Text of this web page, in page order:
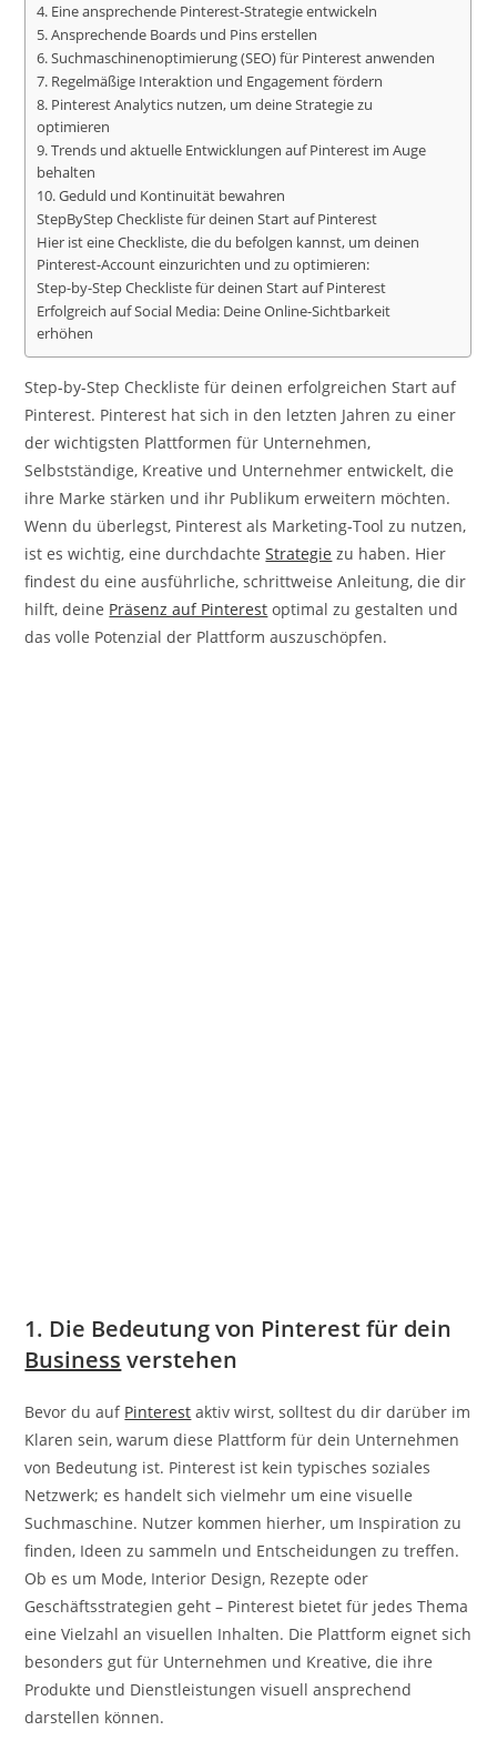
4. Eine ansprechende Pinterest-Strategie entwickeln
5. Ansprechende Boards und Pins erstellen
6. Suchmaschinenoptimierung (SEO) für Pinterest anwenden
7. Regelmäßige Interaktion und Engagement fördern
8. Pinterest Analytics nutzen, um deine Strategie zu
optimieren
9. Trends und aktuelle Entwicklungen auf Pinterest im Auge
behalten
10. Geduld und Kontinuität bewahren
StepByStep Checkliste für deinen Start auf Pinterest
Hier ist eine Checkliste, die du befolgen kannst, um deinen
Pinterest-Account einzurichten und zu optimieren:
Step-by-Step Checkliste für deinen Start auf Pinterest
Erfolgreich auf Social Media: Deine Online-Sichtbarkeit
erhöhen
Step-by-Step Checkliste für deinen erfolgreichen Start auf
Pinterest. Pinterest hat sich in den letzten Jahren zu einer
der wichtigsten Plattformen für Unternehmen,
Selbstständige, Kreative und Unternehmer entwickelt, die
ihre Marke stärken und ihr Publikum erweitern möchten.
Wenn du überlegst, Pinterest als Marketing-Tool zu nutzen,
ist es wichtig, eine durchdachteStrategie zu haben. Hier
findest du eine ausführliche, schrittweise Anleitung, die dir
hilft, deine Präsenz auf Pinterest optimal zu gestalten und
das volle Potenzial der Plattform auszuschöpfen.
1. Die Bedeutung von Pinterest für dein
Business verstehen
Bevor du auf Pinterest aktiv wirst, solltest du dir darüber im
Klaren sein, warum diese Plattform für dein Unternehmen
von Bedeutung ist. Pinterest ist kein typisches soziales
Netzwerk; es handelt sich vielmehr um eine visuelle
Suchmaschine. Nutzer kommen hierher, um Inspiration zu
finden, Ideen zu sammeln und Entscheidungen zu treffen.
Ob es um Mode, Interior Design, Rezepte oder
Geschäftsstrategien geht – Pinterest bietet für jedes Thema
eine Vielzahl an visuellen Inhalten. Die Plattform eignet sich
besonders gut für Unternehmen und Kreative, die ihre
Produkte und Dienstleistungen visuell ansprechend
darstellen können.